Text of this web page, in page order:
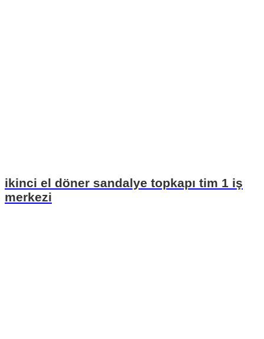
ikinci el döner sandalye topkapı tim 1 iş
merkezi